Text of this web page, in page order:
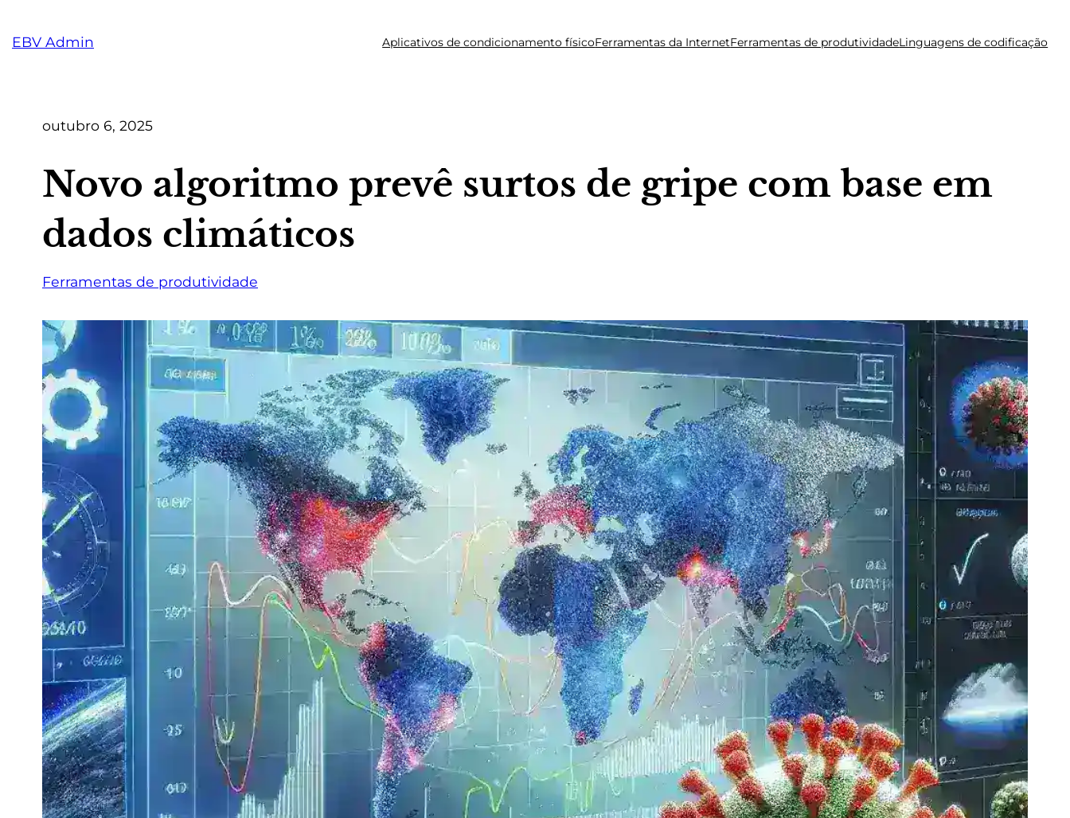
para
o
EBV Admin Aplicativos de condicionamento físicoFerramentas da InternetFerramentas de produtividadeLinguagens de codificação
outubro 6, 2025
Novo algoritmo prevê surtos de gripe com base em
dados climáticos
Ferramentas de produtividade